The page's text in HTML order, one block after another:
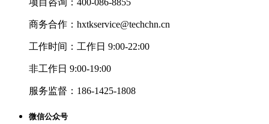
商务合作： hxtkservice@techchn.cn
工作时间： 工作日 9:00-22:00
非工作日 9:00-19:00
服务监督： 186-1425-1808
微信公众号